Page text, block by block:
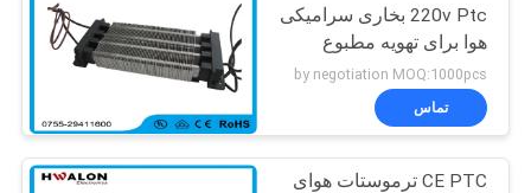
220v Ptc بخاری سرامیکی
هوا برای تهویه مطبوع
خودرو
by negotiation MOQ:1000pcs
تماس
CE PTC ترموستات هوای